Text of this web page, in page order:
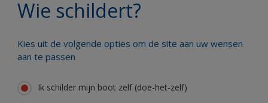
Wie schildert?
Kies uit de volgende opties om de site aan uw wensen
aan te passen
Ik schilder mijn boot zelf (doe-het-zelf)